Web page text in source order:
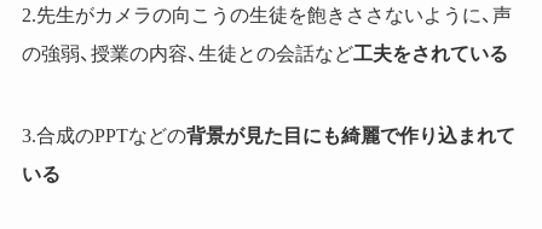
2.先生がカメラの向こうの生徒を飽きささないように、声
の強弱、授業の内容、生徒との会話など工夫をされている
3.合成のPPTなどの背景が見た目にも綺麗で作り込まれて
いる